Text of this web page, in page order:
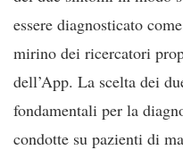
essere diagnosticato
mirino dei ricercatori
dell’App. La scelta dei
fondamentali per la
condotte su pazienti di